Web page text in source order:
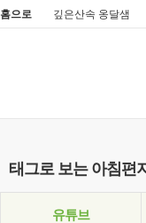
홈으로 깊은산속 옹달샘
태그로 보는 아침편
유튜브